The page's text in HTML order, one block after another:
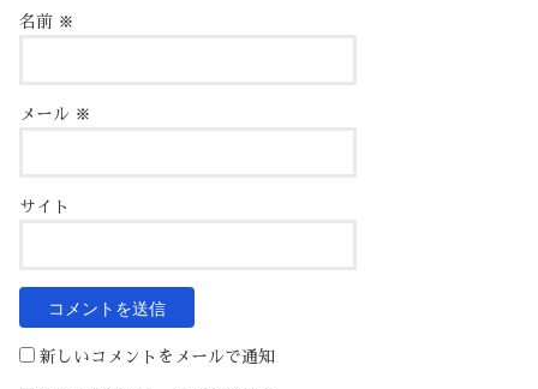
名前 ※
メール ※
サイト
新しいコメントをメールで通知